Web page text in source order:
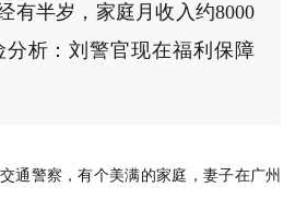
有半岁，家庭月收入约8000
：刘警官现在福利保障
警察，有个美满的家庭，妻子在广州